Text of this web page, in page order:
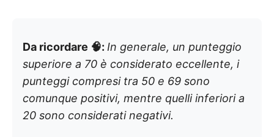
Da ricordare 🧠: In generale, un punteggio
superiore a 70 è considerato eccellente, i
punteggi compresi tra 50 e 69 sono
comunque positivi, mentre quelli inferiori a
20 sono considerati negativi.